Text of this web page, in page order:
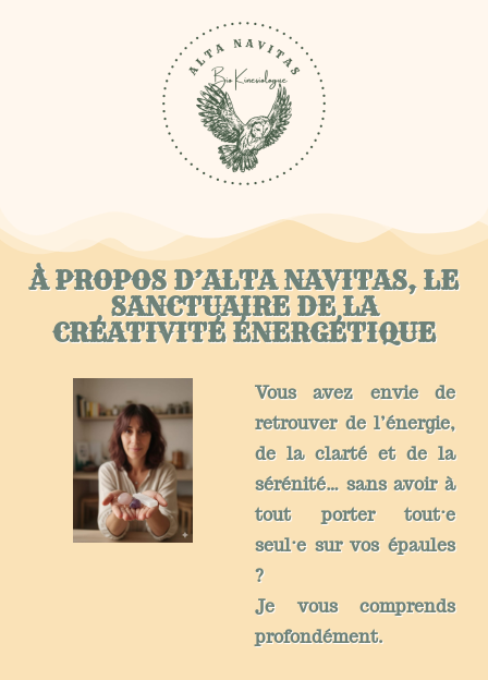
À PROPOS D’ALTA NAVITAS, LE
SANCTUAIRE DE LA
CRÉATIVITÉ ÉNERGÉTIQUE
Vous avez envie de
retrouver de l’énergie,
de la clarté et de la
sérénité… sans avoir à
tout porter tout·e
seul·e sur vos épaules
?
Je vous comprends
profondément.